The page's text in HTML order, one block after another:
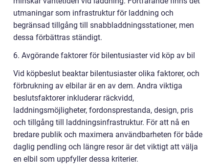
utmaningar som infrastruktur för laddning och
begränsad tillgång till snabbladdningsstationer, men
dessa förbättras ständigt.
6. Avgörande faktorer för bilentusiaster vid köp av bil
Vid köpbeslut beaktar bilentusiaster olika faktorer, och
förbrukning av elbilar är en av dem. Andra viktiga
beslutsfaktorer inkluderar räckvidd,
laddningsmöjligheter, fordonsprestanda, design, pris
och tillgång till laddningsinfrastruktur. För att nå en
bredare publik och maximera användbarheten för både
daglig pendling och längre resor är det viktigt att välja
en elbil som uppfyller dessa kriterier.